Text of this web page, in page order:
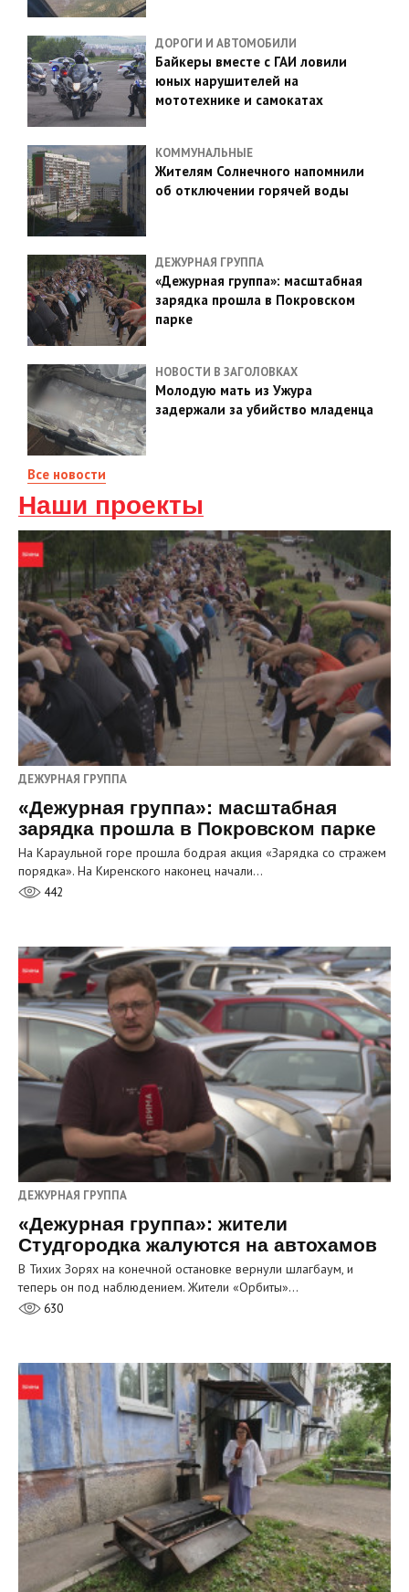
ДОРОГИ И АВТОМОБИЛИ
Байкеры вместе с ГАИ ловили
юных нарушителей на
мототехнике и самокатах
КОММУНАЛЬНЫЕ
Жителям Солнечного напомнили
об отключении горячей воды
ДЕЖУРНАЯ ГРУППА
«Дежурная группа»: масштабная
зарядка прошла в Покровском
парке
НОВОСТИ В ЗАГОЛОВКАХ
Молодую мать из Ужура
задержали за убийство младенца
Все новости
Наши проекты
ДЕЖУРНАЯ ГРУППА
«Дежурная группа»: масштабная
зарядка прошла в Покровском парке
На Караульной горе прошла бодрая акция «Зарядка со стражем
порядка». На Киренского наконец начали…
442
ДЕЖУРНАЯ ГРУППА
«Дежурная группа»: жители
Студгородка жалуются на автохамов
В Тихих Зорях на конечной остановке вернули шлагбаум, и
теперь он под наблюдением. Жители «Орбиты»…
630